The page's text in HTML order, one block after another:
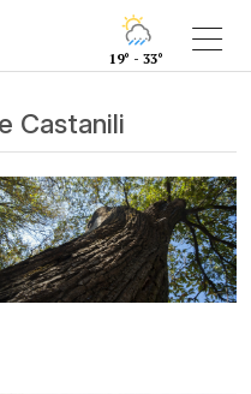
19° - 33°
Castanili